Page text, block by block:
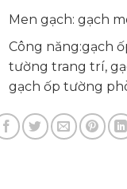
Men gạch: gạch
Công năng:gạch
tường trang trí,
gạch ốp tường